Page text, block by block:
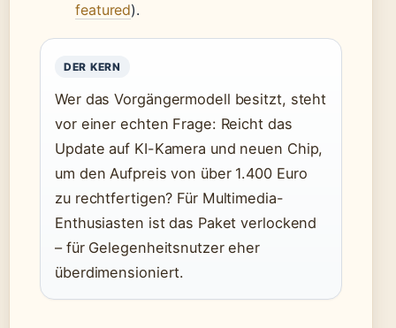
featured).
DER KERN
Wer das Vorgängermodell besitzt, steht
vor einer echten Frage: Reicht das
Update auf KI-Kamera und neuen Chip,
um den Aufpreis von über 1.400 Euro
zu rechtfertigen? Für Multimedia-
Enthusiasten ist das Paket verlockend
– für Gelegenheitsnutzer eher
überdimensioniert.